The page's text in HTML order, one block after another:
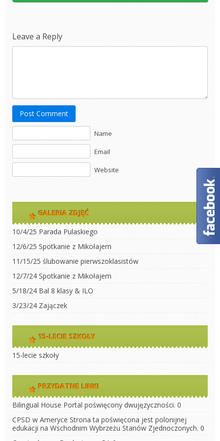
Leave a Reply
Post Comment
Name
Email
Website
GALERIA ZDJĘĆ
10/4/25 Parada Pulaskiego
12/6/25 Spotkanie z Mikołajem
11/15/25 ślubowanie pierwszoklasistów
12/7/24 Spotkanie z Mikołajem
5/18/24 Bal 8 klasy & ILO
3/23/24 Zajączek
15-LECIE SZKOŁY
15-lecie szkoły
PRZYDATNE LINKI
Bilingual House Portal poświęcony dwujęzyczności. 0
CPSD w Ameryce Strona ta poświęcona jest polonijnej
edukacji na Wschodnim Wybrzeżu Stanów Zjednoczonych. 0